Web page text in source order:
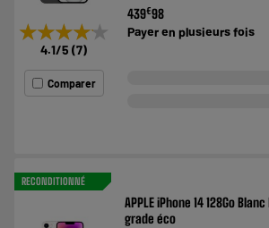
★★★★★
★★★★★
4.1/5 (7)
Comparer
439€98
Payer en plusieurs fois
RECONDITIONNÉ
APPLE iPhone 14 128Go
grade éco